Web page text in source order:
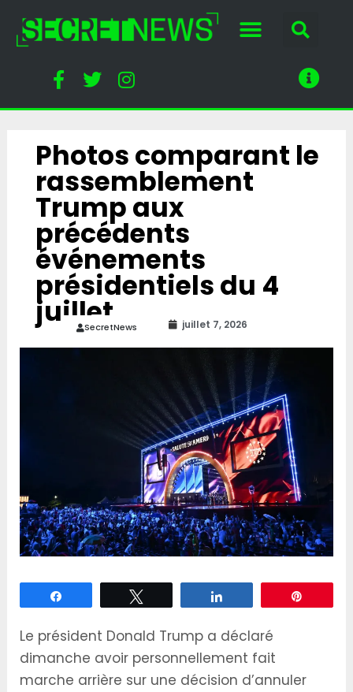
Photos comparant le
rassemblement
Trump aux
précédents
événements
présidentiels du 4
juillet
SecretNews juillet 7, 2026
Le président Donald Trump a déclaré
dimanche avoir personnellement fait
marche arrière sur une décision d’annuler